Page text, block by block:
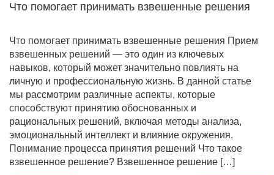
Что помогает принимать взвешенные решения
Что помогает принимать взвешенные решения Прием
взвешенных решений — это один из ключевых
навыков, который может значительно повлиять на
личную и профессиональную жизнь. В данной статье
мы рассмотрим различные аспекты, которые
способствуют принятию обоснованных и
рациональных решений, включая методы анализа,
эмоциональный интеллект и влияние окружения.
Понимание процесса принятия решений Что такое
взвешенное решение? Взвешенное решение […]